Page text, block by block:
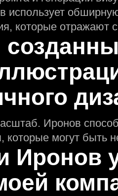
которые отражают
Иронов
могут быть
Иронов